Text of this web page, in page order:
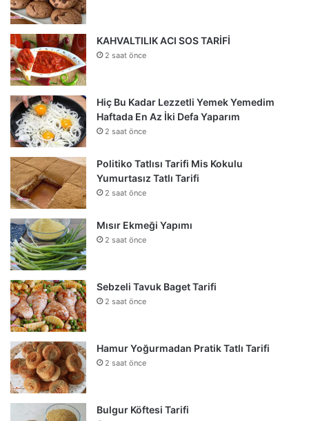
KAHVALTILIK ACI SOS TARİFİ
2 saat önce
Hiç Bu Kadar Lezzetli Yemek Yemedim
Haftada En Az İki Defa Yaparım
2 saat önce
Politiko Tatlısı Tarifi Mis Kokulu
Yumurtasız Tatlı Tarifi
2 saat önce
Mısır Ekmeği Yapımı
2 saat önce
Sebzeli Tavuk Baget Tarifi
2 saat önce
Hamur Yoğurmadan Pratik Tatlı Tarifi
2 saat önce
Bulgur Köftesi Tarifi